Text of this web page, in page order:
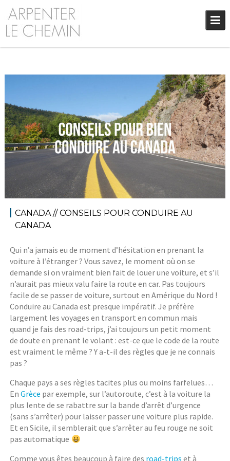
Skip
content
Amérique du Nord,
Amériques,Blog,Réflexions
CANADA // CONSEILS POUR CONDUIRE AU
CANADA
Qui n’a jamais eu de moment d’hésitation en prenant la
voiture à l’étranger ? Vous savez, le moment où on se
demande si on vraiment bien fait de louer une voiture, et s’il
n’aurait pas mieux valu faire la route en car. Pas toujours
facile de se passer de voiture, surtout en Amérique du Nord !
Conduire au Canada est presque impératif. Je préfère
largement les voyages en transport en commun mais
quand je fais des road-trips, j’ai toujours un petit moment
de doute en prenant le volant : est-ce que le code de la route
est vraiment le même ? Y a-t-il des règles que je ne connais
pas ?
Chaque pays a ses règles tacites plus ou moins farfelues…
EnGrèce par exemple, sur l’autoroute, c’est à la voiture la
plus lente de se rabattre sur la bande d’arrêt d’urgence
(sans s’arrêter) pour laisser passer une voiture plus rapide.
Et en Sicile, il semblerait que s’arrêter au feu rouge ne soit
pas automatique
Comme vous êtes beaucoup à faire des road-trips et à